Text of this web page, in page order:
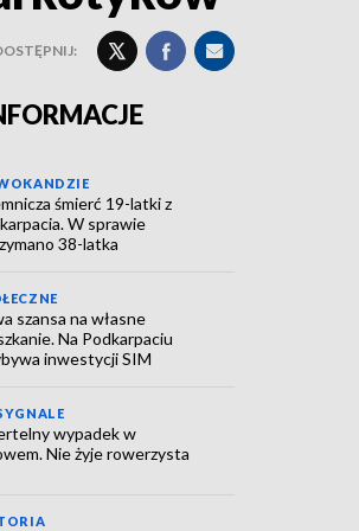
śmierć 19-latki z
W sprawie
38-latka
szansa na własne
Na Podkarpaciu
inwestycji SIM
wypadek w
Nie żyje rowerzysta